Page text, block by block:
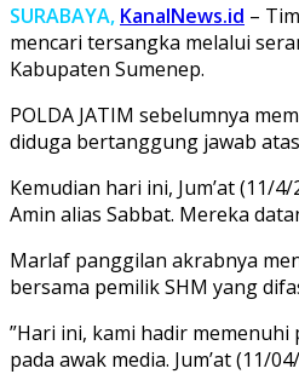
SURABAYA, KanalNews.id –
mencari tersangka melalui
Kabupaten Sumenep.
POLDA JATIM sebelumnya
diduga bertanggung jawab
Kemudian hari ini, Jum’at (11/
Amin alias Sabbat. Mereka
Marlaf panggilan akrabnya
bersama pemilik SHM yang
”Hari ini, kami hadir
pada awak media. Jum’at (11/